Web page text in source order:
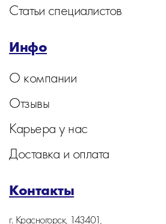
Статьи специалистов
Инфо
О компании
Отзывы
Карьера у нас
Доставка и оплата
Контакты
г. Красногорск, 143401,